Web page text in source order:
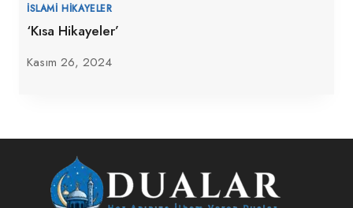
İSLAMI HIKAYELER
‘Kısa Hikayeler’
Kasım 26, 2024